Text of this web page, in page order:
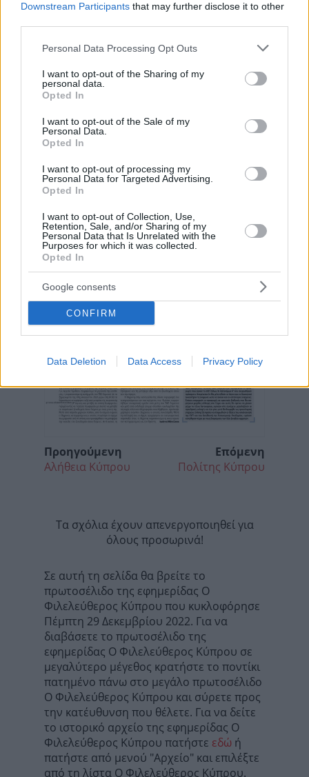
Downstream Participants that may further disclose it to other
Please note that this website/app uses one or more Google
not limited to your visit or usage behaviour. You may click to
grant or deny consent to Google and its third-party tags to
use your data for below specified purposes in below Google
consent section.
Personal Data Processing Opt Outs
I want to opt-out of the Sharing of my
personal data.
Opted In
I want to opt-out of the Sale of my
Personal Data.
Opted In
I want to opt-out of processing my
Personal Data for Targeted Advertising.
Opted In
I want to opt-out of Collection, Use,
Retention, Sale, and/or Sharing of my
Personal Data that Is Unrelated with the
Purposes for which it was collected.
Opted In
Google consents
CONFIRM
Data Deletion Data Access Privacy Policy
Κοινοποιήστε
Οπισθόφυλλο εφημερίδας Ο Φιλελεύθερος
Προηγούμενη
Αλήθεια Κύπρου
Επόμενη
Πολίτης Κύπρου
Τα σχόλια έχουν απενεργοποιηθεί για
όλους προσωρινά!
Σε αυτή τη σελίδα θα βρείτε το
πρωτοσέλιδο της εφημερίδας Ο
Φιλελεύθερος Κύπρου που κυκλοφόρησε
Πέμπτη 29 Δεκεμβρίου 2022. Για να
διαβάσετε το πρωτοσέλιδο της
εφημερίδας Ο Φιλελεύθερος Κύπρου σε
μεγαλύτερο μέγεθος κρατήστε το ποντίκι
πατημένο πάνω στο μεγάλο πρωτοσέλιδο
Ο Φιλελεύθερος Κύπρου και σύρετε προς
την κατέυθυνση που θέλετε. Για να δείτε
το ιστορικό αρχείο της εφημερίδας Ο
Φιλελεύθερος Κύπρου πατήστε εδώ ή
πατήστε από μενού "Αρχείο" και επιλέξτε
από τη λίστα Ο Φιλελεύθερος Κύπρου.